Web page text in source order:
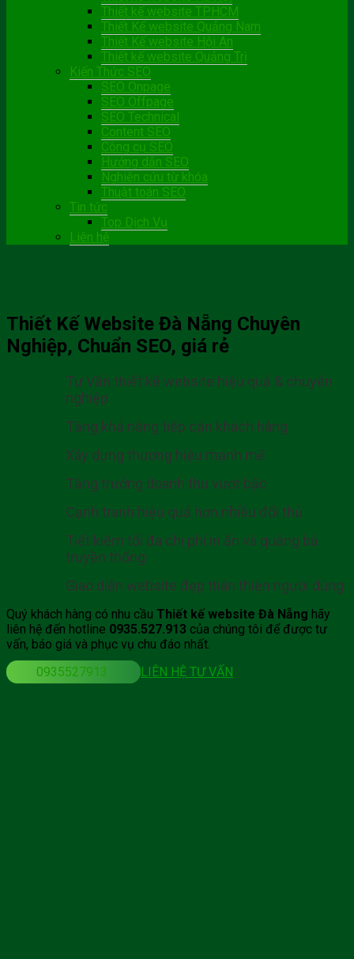
Thiết kế website TPHCM
Thiết Kế website Quảng Nam
Thiết Kế website Hội An
Thiết kế website Quảng Trị
Kiến Thức SEO
SEO Onpage
SEO Offpage
SEO Technical
Content SEO
Công cụ SEO
Hướng dẫn SEO
Nghiên cứu từ khóa
Thuật toán SEO
Tin tức
Top Dịch Vụ
Liên hệ
Thiết Kế Website Đà Nẵng Chuyên
Nghiệp, Chuẩn SEO, giá rẻ
Tư Vấn thiết kế website hiệu quả & chuyên
nghiệp
Tăng khả năng tiếp cận khách hàng
Xây dựng thương hiệu mạnh mẽ
Tăng trưởng doanh thu vượt bậc
Cạnh tranh hiệu quả hơn nhiều đối thủ
Tiết kiệm tối đa chi phí in ấn và quảng bá
truyền thống
Giao diện website đẹp thân thiện người dùng
Quý khách hàng có nhu cầu Thiết kế website Đà Nẵng hãy
liên hệ đến hotline 0935.527.913 của chúng tôi để được tư
vấn, báo giá và phục vụ chu đáo nhất.
0935527913
LIÊN HỆ TƯ VẤN